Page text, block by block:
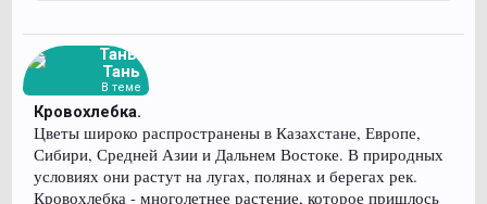
Тань-
Тань
В теме
Кровохлебка.
Цветы широко распространены в Казахстане, Европе,
Сибири, Средней Азии и Дальнем Востоке. В природных
условиях они растут на лугах, полянах и берегах рек.
Кровохлебка - многолетнее растение, которое пришлось